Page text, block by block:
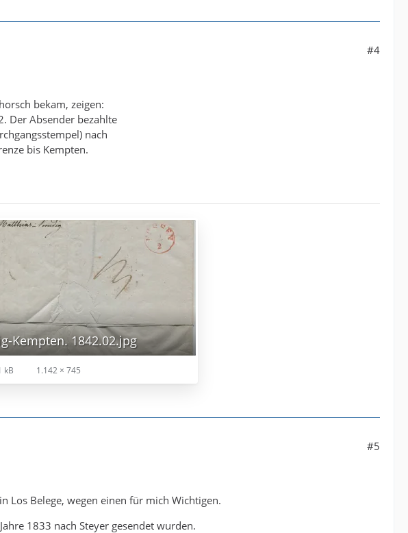
#4
bekam, zeigen:
Der Absender bezahlte
nach
bis Kempten.
Kempten. 1842.02.jpg
kB 1.142 × 745
#5
Los Belege, wegen einen für mich Wichtigen.
1833 nach Steyer gesendet wurden.